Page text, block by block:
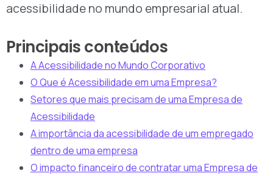
acessibilidade no mundo empresarial atual.
Principais conteúdos
A Acessibilidade no Mundo Corporativo
O Que é Acessibilidade em uma Empresa?
Setores que mais precisam de uma Empresa de
Acessibilidade
A importância da acessibilidade de um empregado
dentro de uma empresa
O impacto financeiro de contratar uma Empresa de